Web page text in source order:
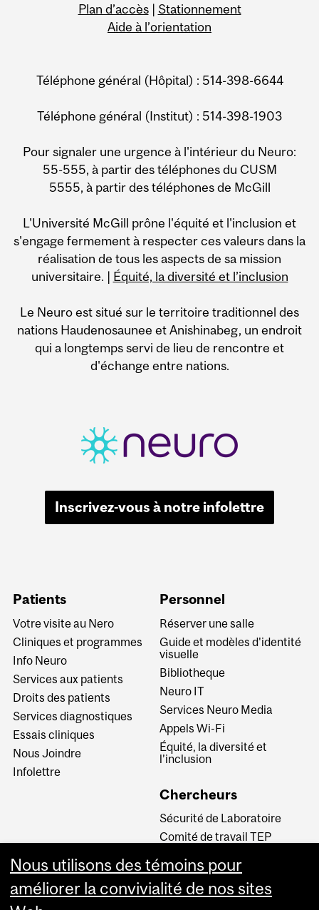
Plan d’accès| Stationnement
Aide à l’orientation
Téléphone général (Hôpital) : 514-398-6644
Téléphone général (Institut) : 514-398-1903
Pour signaler une urgence à l'intérieur du Neuro:
55-555, à partir des téléphones du CUSM
5555, à partir des téléphones de McGill
L'Université McGill prône l'équité et l'inclusion et
s'engage fermement à respecter ces valeurs dans la
réalisation de tous les aspects de sa mission
universitaire. | Équité, la diversité et l’inclusion
Le Neuro est situé sur le territoire traditionnel des
nations Haudenosaunee et Anishinabeg, un endroit
qui a longtemps servi de lieu de rencontre et
d'échange entre nations.
Inscrivez-vous à notre infolettre
Patients
Votre visite au Nero
Cliniques et programmes
Info Neuro
Services aux patients
Droits des patients
Services diagnostiques
Essais cliniques
Nous Joindre
Infolettre
Personnel
Réserver une salle
Guide et modèles d'identité
visuelle
Bibliotheque
Neuro IT
Services Neuro Media
Appels Wi-Fi
Équité, la diversité et
l’inclusion
Chercheurs
Sécurité de Laboratoire
Comité de travail TEP
Comité d’éthique de la
recherche du CUSM
Nous utilisons des témoins pour
améliorer la convivialité de nos sites